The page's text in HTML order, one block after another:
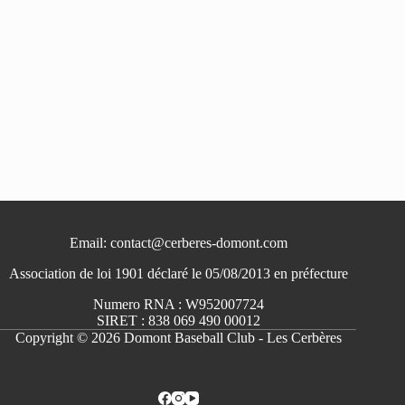
Email: contact@cerberes-domont.com
Association de loi 1901 déclaré le 05/08/2013 en préfecture
Numero RNA : W952007724
SIRET : 838 069 490 00012
Copyright © 2026 Domont Baseball Club - Les Cerbères